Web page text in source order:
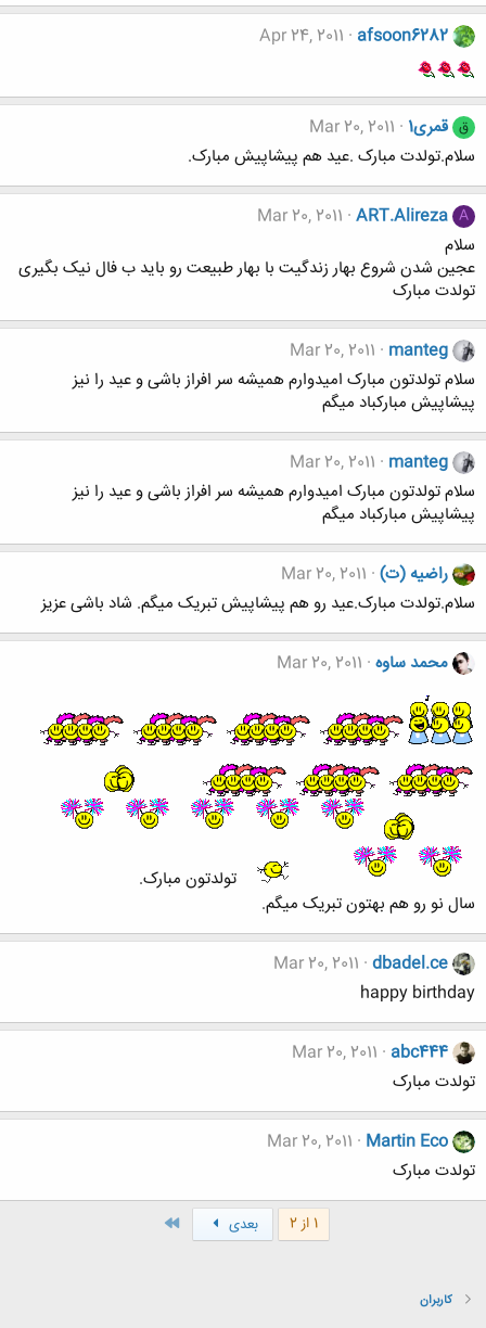
afsoon6282
Apr 24, 2011
ق قمری1
Mar 20, 2011
سلام.تولدت مبارک .عید هم پیشاپیش مبارک.
A
ART.Alireza
Mar 20, 2011
سلام
عجین شدن شروع بهار زندگیت با بهار طبیعت رو باید ب فال نیک بگیری
تولدت مبارک
manteg
Mar 20, 2011
سلام تولدتون مبارک امیدوارم همیشه سر افراز باشی و عید را نیز
پیشاپیش مبارکباد میگم
manteg
Mar 20, 2011
سلام تولدتون مبارک امیدوارم همیشه سر افراز باشی و عید را نیز
پیشاپیش مبارکباد میگم
راضیه (ت) Mar 20, 2011
سلام.تولدت مبارک.عید رو هم پیشاپیش تبریک میگم. شاد باشی عزیز
محمد ساوه Mar 20, 2011
تولدتون مبارک.
سال نو رو هم بهتون تبریک میگم.
dbadel.ce
Mar 20, 2011
happy birthday
abc444
Mar 20, 2011
تولدت مبارک
Martin Eco
Mar 20, 2011
تولدت مبارک
1 از 2 بعدی
کاربران